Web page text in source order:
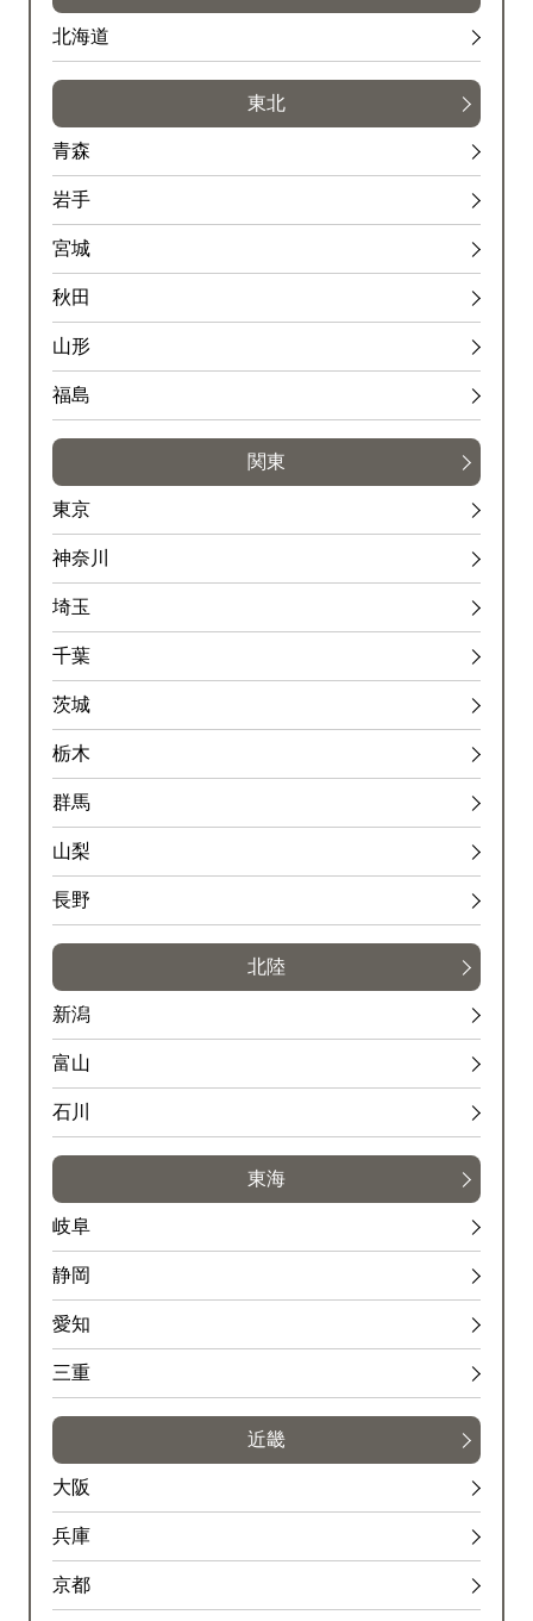
北海道
東北
青森
岩手
宮城
秋田
山形
福島
関東
東京
神奈川
埼玉
千葉
茨城
栃木
群馬
山梨
長野
北陸
新潟
富山
石川
東海
岐阜
静岡
愛知
三重
近畿
大阪
兵庫
京都